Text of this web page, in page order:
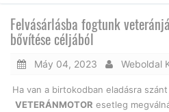
Felvásárlásba fogtunk
bővítése céljából
Máy 04, 2023 Weboldal
Ha van a birtokodban eladásra szánt
VETERÁNMOTOR esetleg